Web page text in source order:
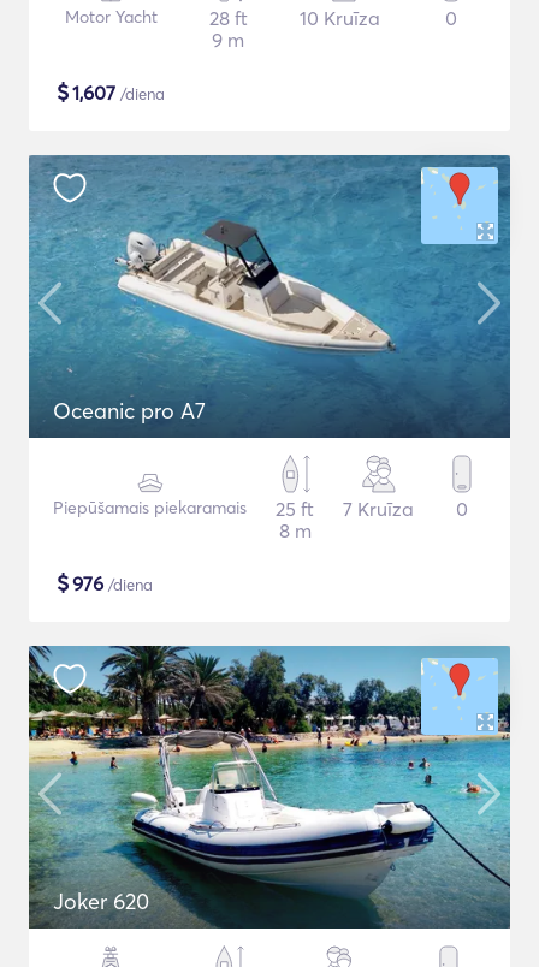
Motor Yacht
28 ft
9 m
10 Kruīza 0
$1,607 /diena
Oceanic pro A7
Piepūšamais piekaramais
25 ft
8 m
7 Kruīza 0
$976 /diena
Joker 620